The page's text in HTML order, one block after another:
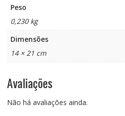
Peso
0,230 kg
Dimensões
14 × 21 cm
Avaliações
Não há avaliações ainda.